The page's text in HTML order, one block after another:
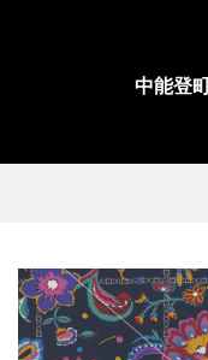
中能登